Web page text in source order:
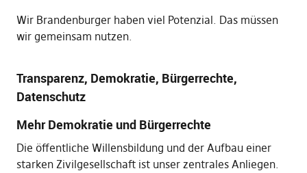
Wir Brandenburger haben viel Potenzial. Das müssen
wir gemeinsam nutzen.
Transparenz, Demokratie, Bürgerrechte,
Datenschutz
Mehr Demokratie und Bürgerrechte
Die öffentliche Willensbildung und der Aufbau einer
starken Zivilgesellschaft ist unser zentrales Anliegen.